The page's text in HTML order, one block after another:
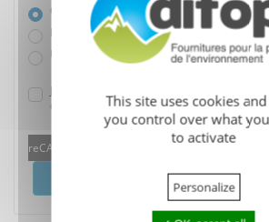
Ce produit
Plusieurs produits
Un conseil
J'accepte que mes données soient
demande.
reCAPTCHA is disabled. Allow
Envoyer
This site uses cookies
you control over what
to activate
Personalize